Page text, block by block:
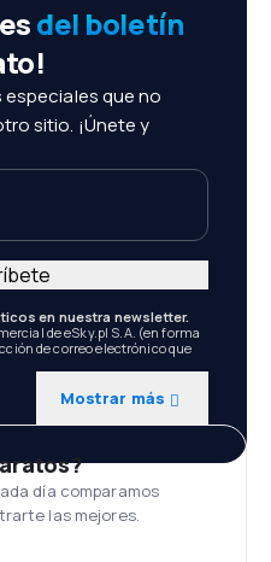
del boletín
que no
sitio. ¡Únete y
en nuestra newsletter.
de eSky.pl S.A. (en forma
de correo electrónico que
Mostrar más
día comparamos
las mejores.